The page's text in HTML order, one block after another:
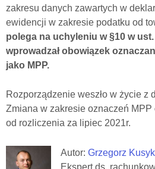
zakresu danych zawartych w
ewidencji w zakresie podatku od
polega na uchyleniu w§10 w
wprowadzał obowiązek
jako MPP.
Rozporządzenie weszło w życie z
Zmiana w zakresie oznaczeń
od rozliczenia za lipiec 2021r.
Autor: Grzegorz Kusyk
Ekspert ds.